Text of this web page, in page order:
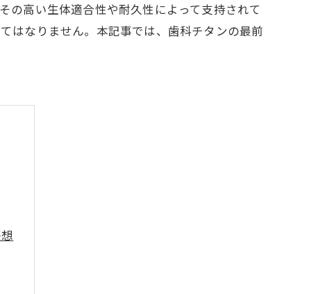
の高い生体適合性や耐久性によって支持されて
はなりません。本記事では、歯科チタンの最前